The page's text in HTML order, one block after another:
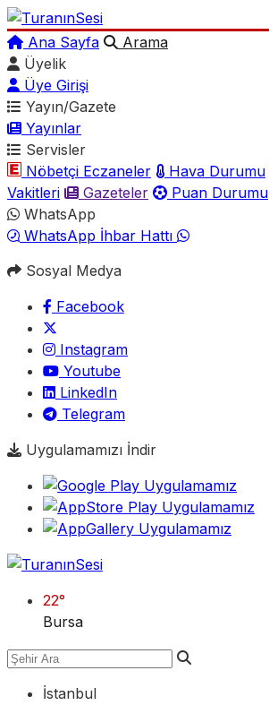
Ana Sayfa
Arama
Üyelik
Üye Girişi
Yayın/Gazete
Yayınlar
Servisler
Nöbetçi Eczaneler
Hava Durumu
Vakitleri
Gazeteler
Puan Durumu
WhatsApp
WhatsApp İhbar Hattı
Sosyal Medya
Facebook
Instagram
Youtube
LinkedIn
Telegram
Uygulamamızı İndir
22°
Bursa
İstanbul